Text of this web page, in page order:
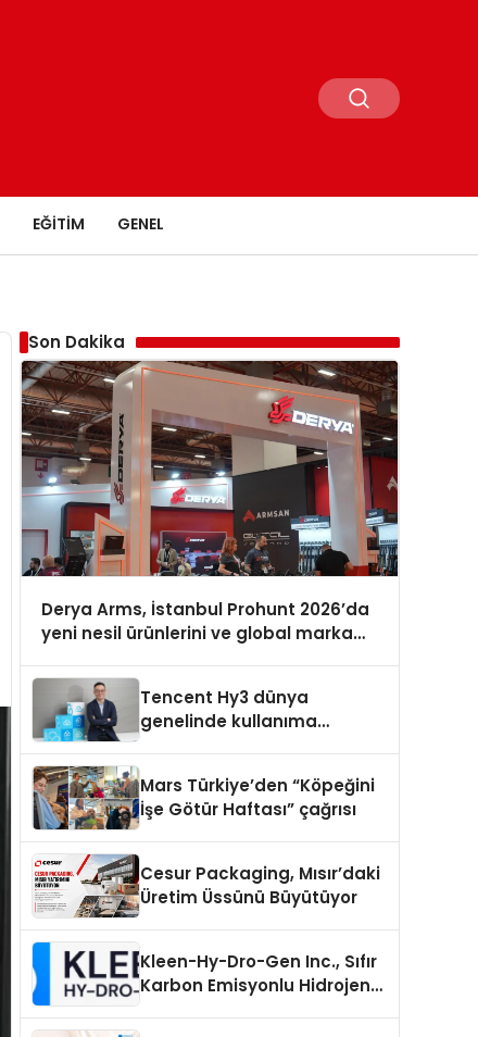
EĞITIM GENEL
Son Dakika
Derya Arms, İstanbul Prohunt 2026’da
yeni nesil ürünlerini ve global marka
Tencent Hy3 dünya
genelinde kullanıma
Mars Türkiye’den “Köpeğini
İşe Götür Haftası” çağrısı
Cesur Packaging, Mısır’daki
Üretim Üssünü Büyütüyor
Kleen-Hy-Dro-Gen Inc., Sıfır
Karbon Emisyonlu Hidrojen